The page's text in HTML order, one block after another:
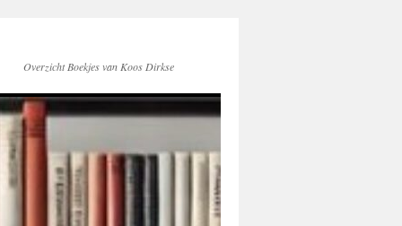
Overzicht Boekjes van Koos Dirkse